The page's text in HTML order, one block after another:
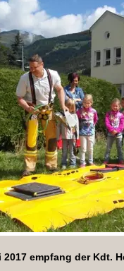
empfang der Kdt.